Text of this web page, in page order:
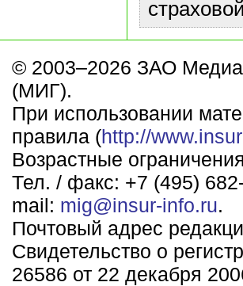
© 2003–2026 ЗАО
(МИГ).
При использовании
правила (http://
Возрастные
Тел. / факс: +7 (495)
mail: mig@insur-info.ru.
Почтовый адрес
Свидетельство о
26586 от 22 декабря